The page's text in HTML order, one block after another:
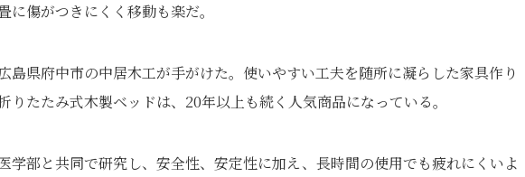
傷がつきにくく移動も楽だ。
島県府中市の中居木工が手がけた。使いやすい工夫を随所に凝らした家具作り
りたたみ式木製ベッドは、20年以上も続く人気商品になっている。
学部と共同で研究し、安全性、安定性に加え、長時間の使用でも疲れにくいよ